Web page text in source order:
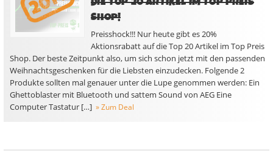
SHOP!
Preisshock!!! Nur heute gibt es 20%
Aktionsrabatt auf die Top 20 Artikel im Top Preis
Shop. Der beste Zeitpunkt also, um sich schon jetzt mit den passenden
Weihnachtsgeschenken für die Liebsten einzudecken. Folgende 2
Produkte sollten mal genauer unter die Lupe genommen werden: Ein
Ghettoblaster mit Bluetooth und sattem Sound von AEG Eine
Computer Tastatur […] » Zum Deal